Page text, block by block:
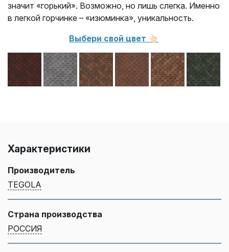
значит «горький». Возможно, но лишь слегка. Именно
в легкой горчинке – «изюминка», уникальность.
Выбери свой цвет 👆🏻
Характеристики
Производитель
TEGOLA
Страна производства
РОССИЯ